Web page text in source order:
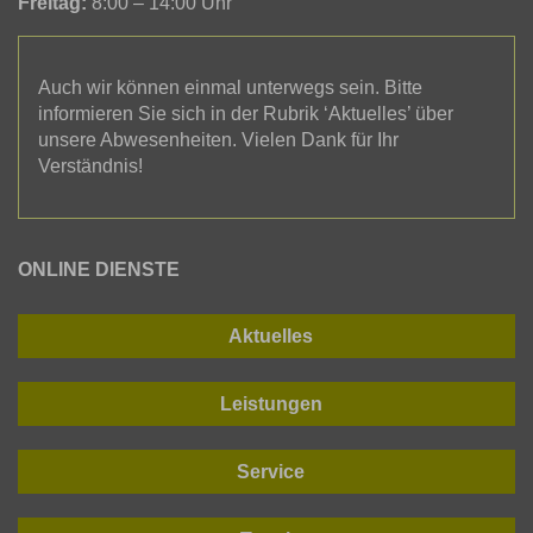
Auch wir können einmal unterwegs sein. Bitte
informieren Sie sich in der Rubrik ‘Aktuelles’ über
unsere Abwesenheiten. Vielen Dank für Ihr
Verständnis!
ONLINE DIENSTE
Aktuelles
Leistungen
Service